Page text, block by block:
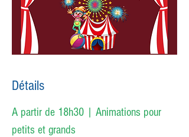
Détails
A partir de 18h30 | Animations pour
petits et grands